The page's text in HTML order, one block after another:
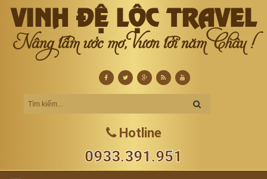
VINH ĐỆ LỘC TRAVEL
Nâng tầm ước mơ, Vươn tới năm Châu !
Hotline
0933.391.951